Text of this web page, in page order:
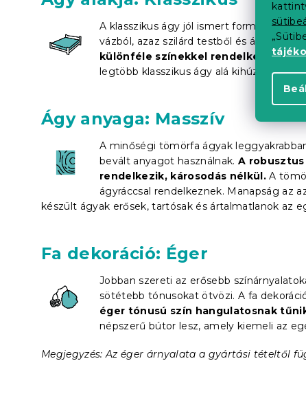
A klasszikus ágy jól ismert formája
vázból, azaz szilárd testből és
különféle színekkel rendelkeznek.
legtöbb klasszikus ágy alá kihúzható
Ágy anyaga: Masszív
A minőségi tömörfa ágyak
bevált anyagot használnak. A
rendelkezik, károsodás nélkül. A
ágyráccsal rendelkeznek. Manapság az
készült ágyak erősek, tartósak és ártalmatlanok az
Fa dekoráció: Éger
Jobban szereti az erősebb
sötétebb tónusokat ötvözi. A fa
éger tónusú szín hangulatosnak
népszerű bútor lesz, amely kiemeli az
Megjegyzés: Az éger árnyalata a gyártási tételtől